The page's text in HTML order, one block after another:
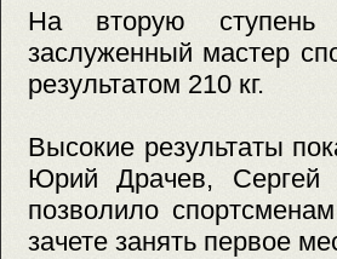
На вторую ступень
заслуженный мастер
результатом 210 кг.
Высокие результаты
Юрий Драчев, Сергей
позволило
зачете занять первое